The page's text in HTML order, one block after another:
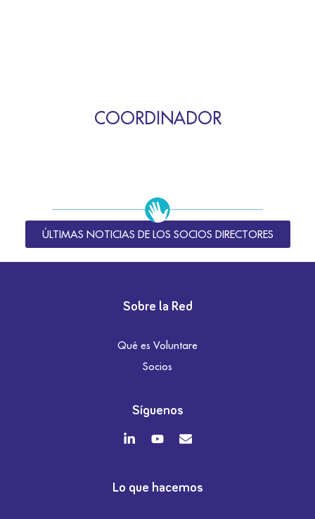
COORDINADOR
ÚLTIMAS NOTICIAS DE LOS SOCIOS DIRECTORES
Sobre la Red
Qué es Voluntare
Socios
Síguenos
Lo que hacemos